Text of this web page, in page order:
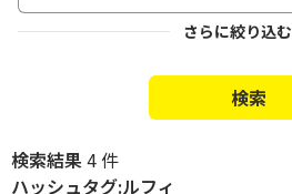
さらに絞り込む
検索
検索結果4 件
ハッシュタグ:ルフィ